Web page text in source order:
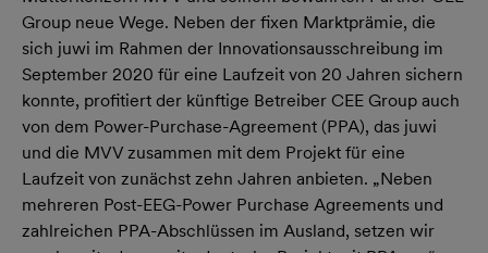
Group neue Wege. Neben der fixen Marktprämie, die
sich juwi im Rahmen der Innovationsausschreibung im
September 2020 für eine Laufzeit von 20 Jahren sichern
konnte, profitiert der künftige Betreiber CEE Group auch
von dem Power-Purchase-Agreement (PPA), das juwi
und die MVV zusammen mit dem Projekt für eine
Laufzeit von zunächst zehn Jahren anbieten. „Neben
mehreren Post-EEG-Power Purchase Agreements und
zahlreichen PPA-Abschlüssen im Ausland, setzen wir